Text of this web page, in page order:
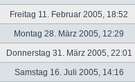
Freitag 11. Februar 2005, 18:52
Montag 28. März 2005, 12:29
Donnerstag 31. März 2005, 22:01
Samstag 16. Juli 2005, 14:16